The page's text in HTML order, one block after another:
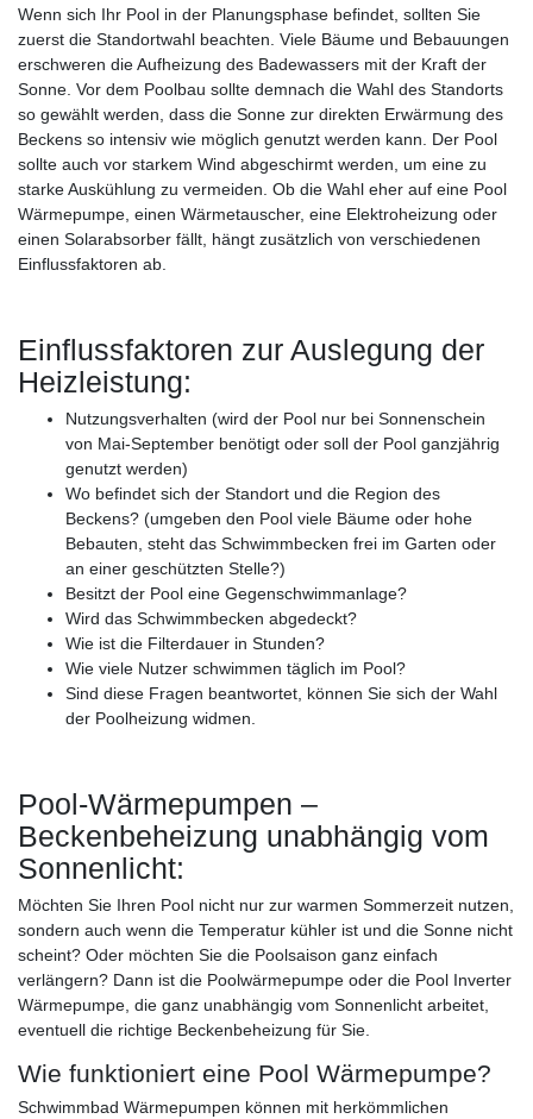
Wenn sich Ihr Pool in der Planungsphase befindet, sollten Sie
zuerst die Standortwahl beachten. Viele Bäume und Bebauungen
erschweren die Aufheizung des Badewassers mit der Kraft der
Sonne. Vor dem Poolbau sollte demnach die Wahl des Standorts
so gewählt werden, dass die Sonne zur direkten Erwärmung des
Beckens so intensiv wie möglich genutzt werden kann. Der Pool
sollte auch vor starkem Wind abgeschirmt werden, um eine zu
starke Auskühlung zu vermeiden. Ob die Wahl eher auf eine Pool
Wärmepumpe, einen Wärmetauscher, eine Elektroheizung oder
einen Solarabsorber fällt, hängt zusätzlich von verschiedenen
Einflussfaktoren ab.
Einflussfaktoren zur Auslegung der
Heizleistung:
Nutzungsverhalten (wird der Pool nur bei Sonnenschein
von Mai-September benötigt oder soll der Pool ganzjährig
genutzt werden)
Wo befindet sich der Standort und die Region des
Beckens? (umgeben den Pool viele Bäume oder hohe
Bebauten, steht das Schwimmbecken frei im Garten oder
an einer geschützten Stelle?)
Besitzt der Pool eine Gegenschwimmanlage?
Wird das Schwimmbecken abgedeckt?
Wie ist die Filterdauer in Stunden?
Wie viele Nutzer schwimmen täglich im Pool?
Sind diese Fragen beantwortet, können Sie sich der Wahl
der Poolheizung widmen.
Pool-Wärmepumpen –
Beckenbeheizung unabhängig vom
Sonnenlicht:
Möchten Sie Ihren Pool nicht nur zur warmen Sommerzeit nutzen,
sondern auch wenn die Temperatur kühler ist und die Sonne nicht
scheint? Oder möchten Sie die Poolsaison ganz einfach
verlängern? Dann ist die Poolwärmepumpe oder die Pool Inverter
Wärmepumpe, die ganz unabhängig vom Sonnenlicht arbeitet,
eventuell die richtige Beckenbeheizung für Sie.
Wie funktioniert eine Pool Wärmepumpe?
Schwimmbad Wärmepumpen können mit herkömmlichen